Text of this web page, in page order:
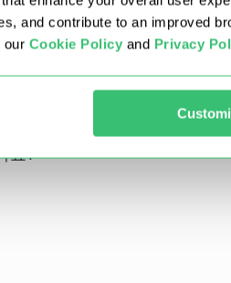
and contribute to an improved
our Cookie Policy and Privacy
혜택이 합산되나요?
요?
요?